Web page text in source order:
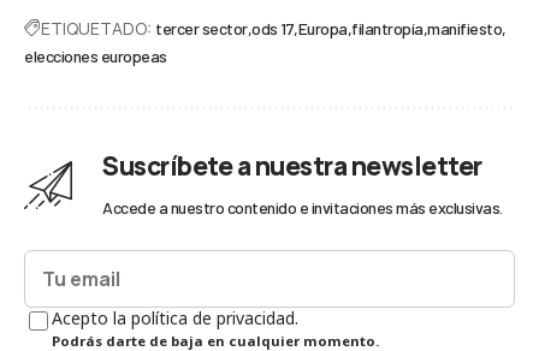
ETIQUETADO: tercer sector ods 17 Europa filantropía manifiesto
elecciones europeas
Suscríbete a nuestra newsletter
Accede a nuestro contenido e invitaciones más exclusivas.
Acepto la política de privacidad.
Podrás darte de baja en cualquier momento.